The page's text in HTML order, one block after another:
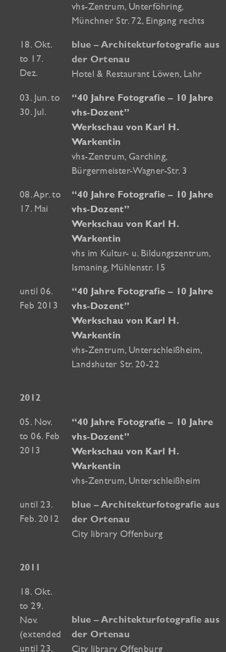
vhs-Zentrum, Unterföhring,
Münchner Str. 72, Eingang rechts
18. Okt.
to 17.
Dez.
blue – Architekturfotografie aus
der Ortenau
Hotel & Restaurant Löwen, Lahr
03. Jun. to
30. Jul.
“40 Jahre Fotografie – 10 Jahre
vhs-Dozent”
Werkschau von Karl H.
Warkentin
vhs-Zentrum, Garching,
Bürgermeister-Wagner-Str. 3
08. Apr. to
17. Mai
“40 Jahre Fotografie – 10 Jahre
vhs-Dozent”
Werkschau von Karl H.
Warkentin
vhs im Kultur- u. Bildungszentrum,
Ismaning, Mühlenstr. 15
until 06.
Feb 2013
“40 Jahre Fotografie – 10 Jahre
vhs-Dozent”
Werkschau von Karl H.
Warkentin
vhs-Zentrum, Unterschleißheim,
Landshuter Str. 20-22
2012
05. Nov.
to 06. Feb
2013
“40 Jahre Fotografie – 10 Jahre
vhs-Dozent”
Werkschau von Karl H.
Warkentin
vhs-Zentrum, Unterschleißheim
until 23.
Feb. 2012
blue – Architekturfotografie aus
der Ortenau
City library Offenburg
2011
18. Okt.
to 29.
Nov.
(extended
until 23.
blue – Architekturfotografie aus
der Ortenau
City library Offenburg